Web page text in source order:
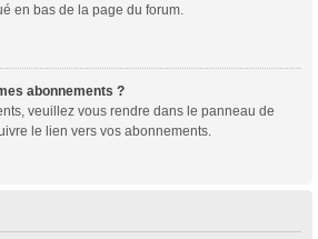
en bas de la page du forum.
abonnements ?
veuillez vous rendre dans le panneau de
le lien vers vos abonnements.